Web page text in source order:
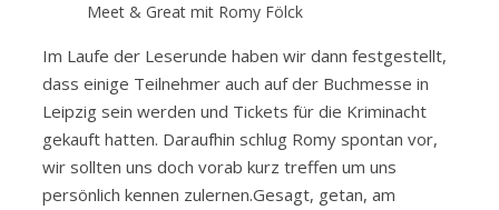
Meet & Great mit Romy Fölck
Im Laufe der Leserunde haben wir dann festgestellt,
dass einige Teilnehmer auch auf der Buchmesse in
Leipzig sein werden und Tickets für die Kriminacht
gekauft hatten. Daraufhin schlug Romy spontan vor,
wir sollten uns doch vorab kurz treffen um uns
persönlich kennen zulernen.Gesagt, getan, am